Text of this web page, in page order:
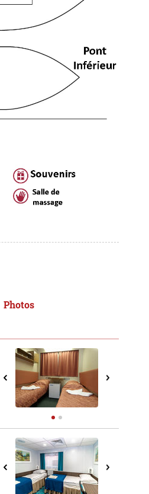
Photos